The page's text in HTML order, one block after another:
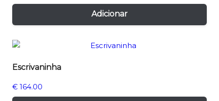
Adicionar
Escrivaninha
€ 164.00